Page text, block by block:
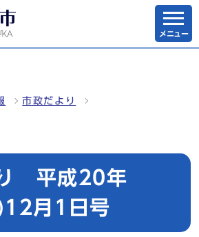
メニュー
市政だより
平成20年
月1日号